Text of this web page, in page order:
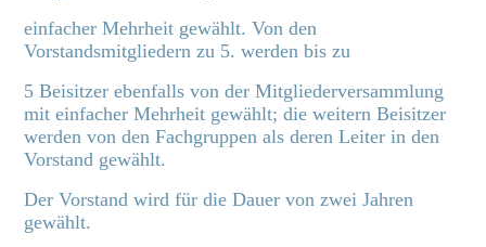
einfacher Mehrheit gewählt. Von den
Vorstandsmitgliedern zu 5. werden bis zu
5 Beisitzer ebenfalls von der Mitgliederversammlung
mit einfacher Mehrheit gewählt; die weitern Beisitzer
werden von den Fachgruppen als deren Leiter in den
Vorstand gewählt.
Der Vorstand wird für die Dauer von zwei Jahren
gewählt.